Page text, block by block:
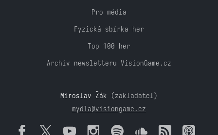
Pro média
Fyzická sbírka her
Top 100 her
Archiv newsletteru VisionGame.cz
Miroslav Žák (zakladatel)
mydla@visiongame.cz